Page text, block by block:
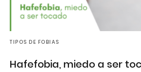
TIPOS DE FOBIAS
Hafefobia, miedo a ser